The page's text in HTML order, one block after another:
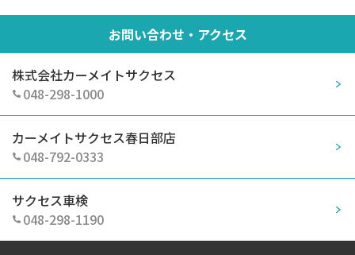
お問い合わせ・アクセス
株式会社カーメイトサクセス
048-298-1000
カーメイトサクセス春日部店
048-792-0333
サクセス車検
048-298-1190